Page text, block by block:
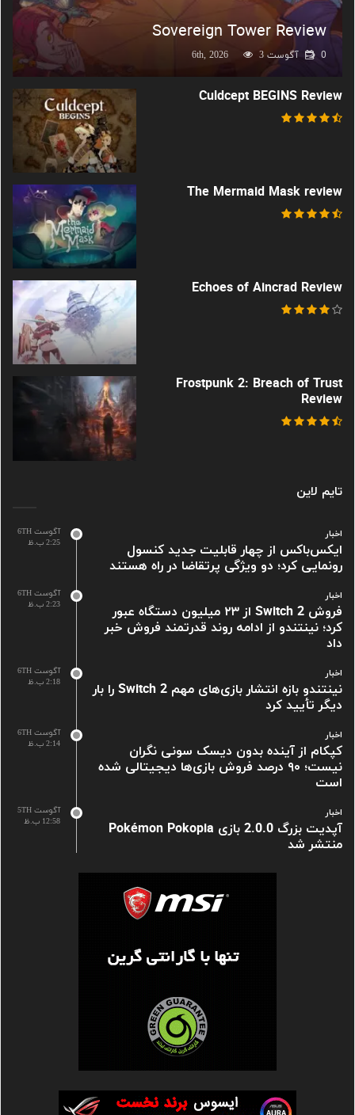
Sovereign Tower Review
آگوست 6th, 2026 3 0
Culdcept BEGINS Review
The Mermaid Mask review
Echoes of Aincrad Review
Frostpunk 2: Breach of Trust
Review
تایم لاین
آگوست 6TH
2:25 ب.ظ
اخبار
ایکس‌باکس از چهار قابلیت جدید کنسول
رونمایی کرد؛ دو ویژگی پرتقاضا در راه هستند
آگوست 6TH
2:23 ب.ظ
اخبار
فروش Switch 2 از ۲۳ میلیون دستگاه عبور
کرد؛ نینتندو از ادامه روند قدرتمند فروش خبر
داد
آگوست 6TH
2:18 ب.ظ
اخبار
نینتندو بازه انتشار بازی‌های مهم Switch 2 را بار
دیگر تأیید کرد
آگوست 6TH
2:14 ب.ظ
اخبار
کپکام از آینده بدون دیسک سونی نگران
نیست؛ ۹۰ درصد فروش بازی‌ها دیجیتالی شده
است
آگوست 5TH
12:58 ب.ظ
اخبار
آپدیت بزرگ 2.0.0 بازی Pokémon Pokopia
منتشر شد